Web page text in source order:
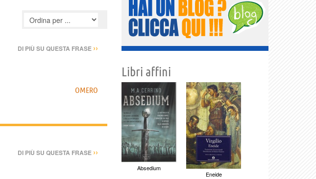
DI PIÙ SU QUESTA FRASE ››
OMERO
DI PIÙ SU QUESTA FRASE ››
Libri affini
Absedium
Eneide